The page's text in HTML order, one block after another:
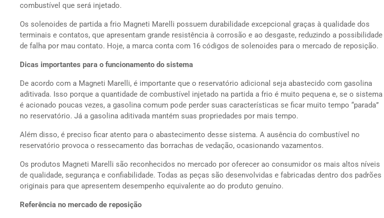
combustível que será injetado.
Os solenoides de partida a frio Magneti Marelli possuem durabilidade excepcional graças à qualidade dos
terminais e contatos, que apresentam grande resistência à corrosão e ao desgaste, reduzindo a possibilidade
de falha por mau contato. Hoje, a marca conta com 16 códigos de solenoides para o mercado de reposição.
Dicas importantes para o funcionamento do sistema
De acordo com a Magneti Marelli, é importante que o reservatório adicional seja abastecido com gasolina
aditivada. Isso porque a quantidade de combustível injetado na partida a frio é muito pequena e, se o sistema
é acionado poucas vezes, a gasolina comum pode perder suas características se ficar muito tempo “parada”
no reservatório. Já a gasolina aditivada mantém suas propriedades por mais tempo.
Além disso, é preciso ficar atento para o abastecimento desse sistema. A ausência do combustível no
reservatório provoca o ressecamento das borrachas de vedação, ocasionando vazamentos.
Os produtos Magneti Marelli são reconhecidos no mercado por oferecer ao consumidor os mais altos níveis
de qualidade, segurança e confiabilidade. Todas as peças são desenvolvidas e fabricadas dentro dos padrões
originais para que apresentem desempenho equivalente ao do produto genuíno.
Referência no mercado de reposição